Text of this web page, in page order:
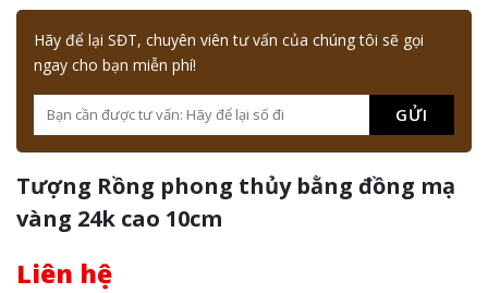
Hãy để lại SĐT, chuyên viên tư vấn của chúng tôi sẽ gọi
ngay cho bạn miễn phí!
GỬI
Tượng Rồng phong thủy bằng đồng mạ
vàng 24k cao 10cm
Liên hệ